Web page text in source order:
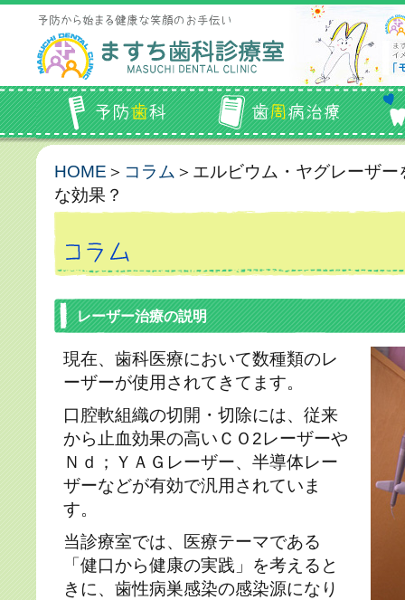
HOME ＞ コラム ＞エルビウム・ヤグレーザ
な効果？
レーザー治療の説明
現在、歯科医療において数種類のレ
ーザーが使用されてきてます。
口腔軟組織の切開・切除には、従来
から止血効果の高いＣＯ2レーザーや
Ｎｄ；ＹＡＧレーザー、半導体レー
ザーなどが有効で汎用されていま
す。
当診療室では、医療テーマである
「健口から健康の実践」を考えると
きに、歯性病巣感染の感染源になり